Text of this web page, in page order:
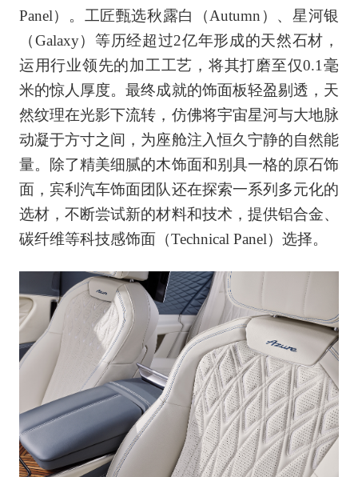
Panel）。工匠甄选秋露白（Autumn）、星河银
（Galaxy）等历经超过2亿年形成的天然石材，
运用行业领先的加工工艺，将其打磨至仅0.1毫
米的惊人厚度。最终成就的饰面板轻盈剔透，天
然纹理在光影下流转，仿佛将宇宙星河与大地脉
动凝于方寸之间，为座舱注入恒久宁静的自然能
量。除了精美细腻的木饰面和别具一格的原石饰
面，宾利汽车饰面团队还在探索一系列多元化的
选材，不断尝试新的材料和技术，提供铝合金、
碳纤维等科技感饰面（Technical Panel）选择。